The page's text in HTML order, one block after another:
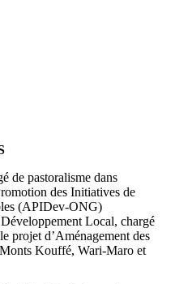
de pastoralisme dans
des Initiatives de
(APIDev-ONG)
Local, chargé
projet d’Aménagement des
Kouffé, Wari-Maro et